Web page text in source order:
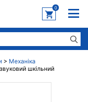
0
> Механіка
шкільний